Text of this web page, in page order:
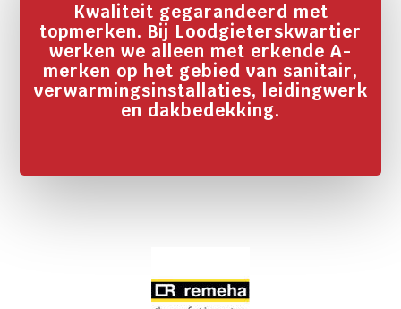
Kwaliteit gegarandeerd met
topmerken. Bij Loodgieterskwartier
werken we alleen met erkende A-
merken op het gebied van sanitair,
verwarmingsinstallaties, leidingwerk
en dakbedekking.